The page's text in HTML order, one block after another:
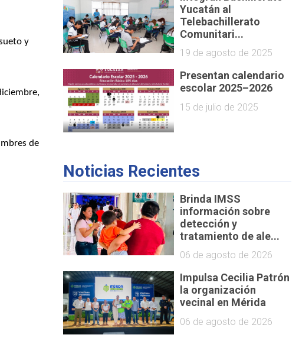
y
de
Yucatán al
Telebachillerato
Comunitari...
19 de agosto de 2025
Presentan calendario
escolar 2025–2026
15 de julio de 2025
Noticias Recientes
Brinda IMSS
información sobre
detección y
tratamiento de ale...
06 de agosto de 2026
Impulsa Cecilia Patrón
la organización
vecinal en Mérida
06 de agosto de 2026